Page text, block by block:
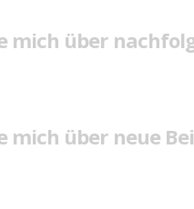
mich über
mich über neue